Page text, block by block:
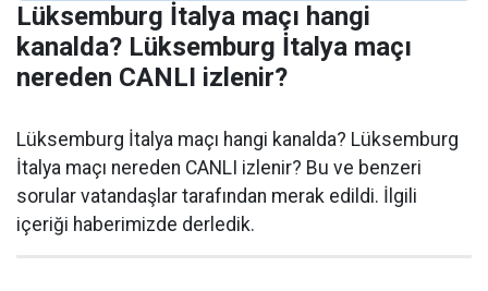
Lüksemburg İtalya maçı hangi
kanalda? Lüksemburg İtalya maçı
nereden CANLI izlenir?
Lüksemburg İtalya maçı hangi kanalda? Lüksemburg
İtalya maçı nereden CANLI izlenir? Bu ve benzeri
sorular vatandaşlar tarafından merak edildi. İlgili
içeriği haberimizde derledik.